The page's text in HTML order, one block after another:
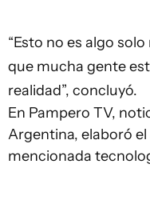
“Esto no es algo
que mucha gente
realidad”, concluyó.
En Pampero TV,
Argentina, elaboró
mencionada